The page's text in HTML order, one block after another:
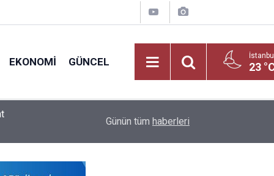
EKONOMI GÜNCEL 23
ve Meslek Liselerinin!
Günün tüm haberleri